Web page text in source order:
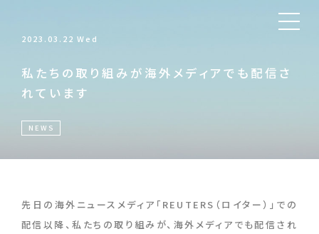
2023.03.22 Wed
私たちの取り組みが海外メディアでも配信さ
れています
NEWS
先日の海外ニュースメディア「REUTERS（ロイター）」での
配信以降、私たちの取り組みが、海外メディアでも配信され